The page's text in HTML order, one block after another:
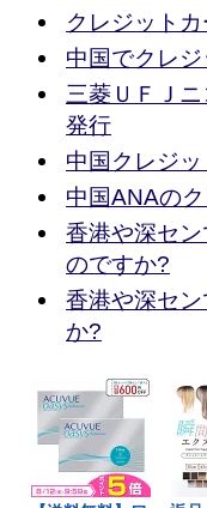
クレジット
中国でクレ
三菱ＵＦＪ
発行
中国クレジ
中国ANAの
香港や深セ
のですか?
香港や深セ
か?